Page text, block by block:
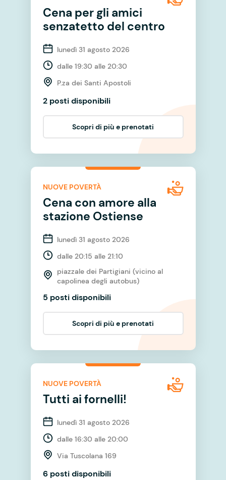
Cena per gli amici
senzatetto del centro
lunedì 31 agosto 2026
dalle 19:30 alle 20:30
P.za dei Santi Apostoli
2 posti disponibili
Scopri di più e prenotati
NUOVE POVERTÀ
Cena con amore alla
stazione Ostiense
lunedì 31 agosto 2026
dalle 20:15 alle 21:10
piazzale dei Partigiani (vicino al
capolinea degli autobus)
5 posti disponibili
Scopri di più e prenotati
NUOVE POVERTÀ
Tutti ai fornelli!
lunedì 31 agosto 2026
dalle 16:30 alle 20:00
Via Tuscolana 169
6 posti disponibili